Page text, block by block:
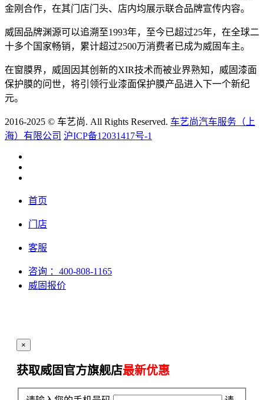
金刚合作，在其门店门头、店内均展示联合品牌宣传内容。
威固品牌渊源可以追溯至1993年，至今已超过25年，在全球二
十多个国家畅销，累计超过2500万消费者已成为威固车主。
在窗膜界，威固因其创新的XIR技术而被业界熟知，威固漆面
保护膜的问世，将引领行业漆面保护膜产品进入下一个新纪
元。
2016-2025 © 车艺尚. All Rights Reserved. 车艺尚汽车服务（上
海）有限公司 沪ICP备12031417号-1
首页
门店
客服
咨询 ：400-808-1165
威固报价
×
获取威固官方旗舰店最新优惠